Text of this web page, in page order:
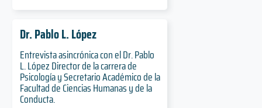
Dr. Pablo L. López
Entrevista asincrónica con el Dr. Pablo
L. López Director de la carrera de
Psicología y Secretario Académico de la
Facultad de Ciencias Humanas y de la
Conducta.